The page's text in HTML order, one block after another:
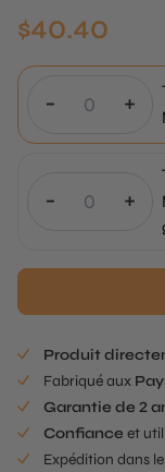
$40.40
- +
- +
Produit
Fabriqué aux
Garantie de 2
Confiance et
Expédition dans